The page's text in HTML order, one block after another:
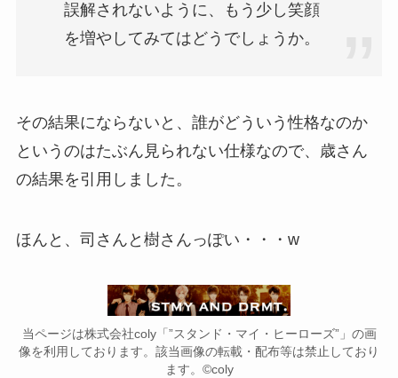
誤解されないように、もう少し笑顔
を増やしてみてはどうでしょうか。
その結果にならないと、誰がどういう性格なのか
というのはたぶん見られない仕様なので、歳さん
の結果を引用しました。
ほんと、司さんと樹さんっぽい・・・w
当ページは株式会社coly「”スタンド・マイ・ヒーローズ”」の画
像を利用しております。該当画像の転載・配布等は禁止しており
ます。©coly